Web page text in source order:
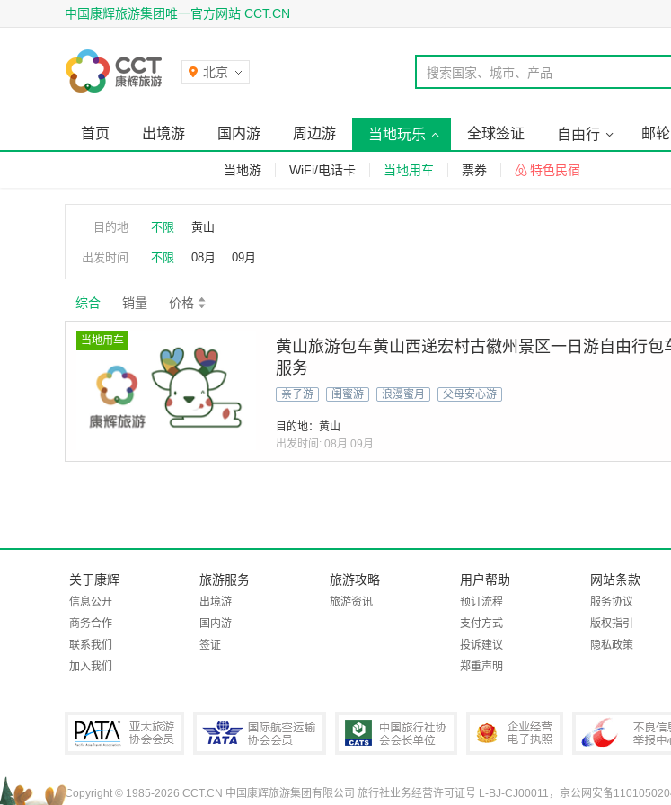
中国康辉旅游集团唯一官方网站 CCT.CN
北京 搜索国家、城市、产品
首页 出境游 国内游 周边游 当地玩乐
当地游 WiFi/电话卡 当地用车 票券 特色民宿
全球签证 自由行 邮轮
目的地 不限 黄山
出发时间 不限 08月 09月
综合 销量 价格
当地用车
黄山旅游包车黄山西递宏村古徽州景区一日游自由行包
服务
亲子游 闺蜜游 浪漫蜜月 父母安心游
目的地：黄山
出发时间: 08月 09月
关于康辉
信息公开
商务合作
联系我们
加入我们
旅游服务
出境游
国内游
签证
旅游攻略
旅游资讯
用户帮助
预订流程
支付方式
投诉建议
郑重声明
网站条款
服务协议
版权指引
隐私政策
Copyright © 1985-2026 CCT.CN 中国康辉旅游集团有限公司 旅行社业务经营许可证号 L-BJ-CJ00011，京公网安备